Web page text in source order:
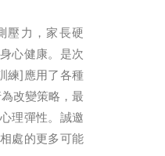
壓力，家長硬
心健康。是次
練]應用了各種
改變策略，最
理彈性。誠邀
處的更多可能